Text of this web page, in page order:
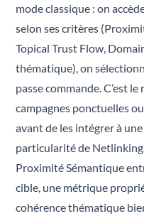
mode classique : on
selon ses critères
Topical Trust Flow,
thématique), on
passe commande. C’est
campagnes ponctuelles
avant de les intégrer à
particularité de
Proximité Sémantique
cible, une métrique
cohérence thématique